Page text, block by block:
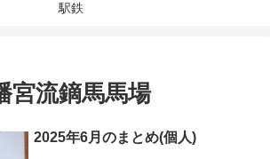
駅鉄
宮流鏑馬馬場
2025年6月のまとめ(個人)